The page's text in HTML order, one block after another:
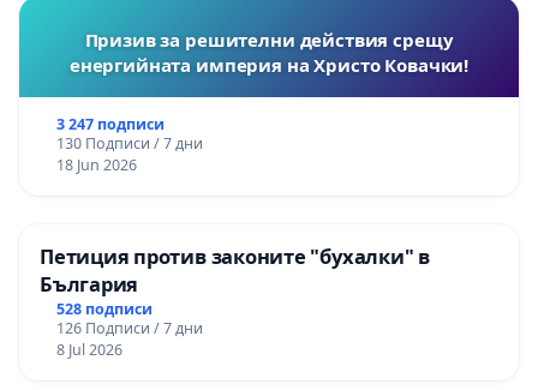
Призив за решителни действия срещу
енергийната империя на Христо Ковачки!
3 247 подписи
130 Подписи / 7 дни
18 Jun 2026
Петиция против законите "бухалки" в
България
528 подписи
126 Подписи / 7 дни
8 Jul 2026